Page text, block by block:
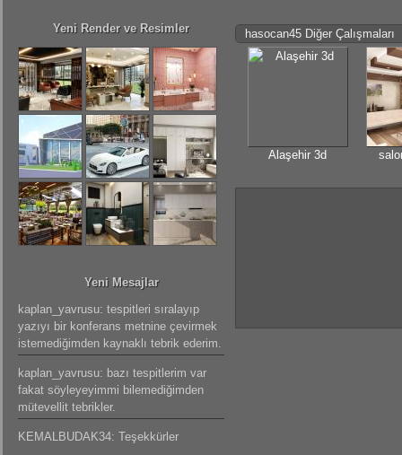
hasocan45 Diğer Çalışmaları
Alaşehir 3d
Yeni Render ve Resimler
Yeni Mesajlar
kaplan_yavrusu: tespitleri sıralayıp
yazıyı bir konferans metnine çevirmek
istemediğimden kaynaklı tebrik ederim.
kaplan_yavrusu: bazı tespitlerim var
fakat söyleyeyimmi bilemediğimden
mütevellit tebrikler.
KEMALBUDAK34: Teşekkürler